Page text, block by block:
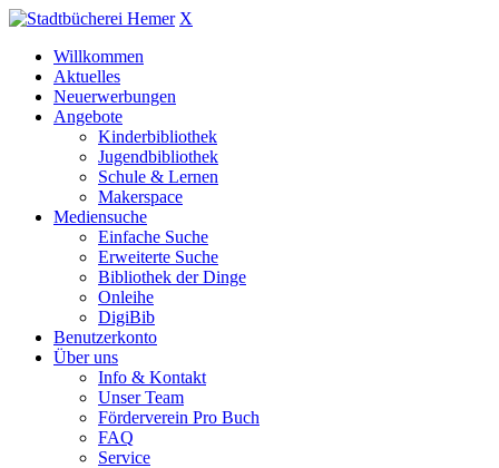
X
Willkommen
Aktuelles
Neuerwerbungen
Angebote
Kinderbibliothek
Jugendbibliothek
Schule & Lernen
Makerspace
Mediensuche
Einfache Suche
Erweiterte Suche
Bibliothek der Dinge
Onleihe
DigiBib
Benutzerkonto
Über uns
Info & Kontakt
Unser Team
Förderverein Pro Buch
FAQ
Service